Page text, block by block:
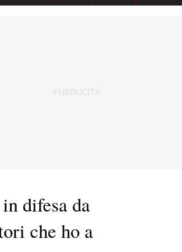
difesa da
che ho a